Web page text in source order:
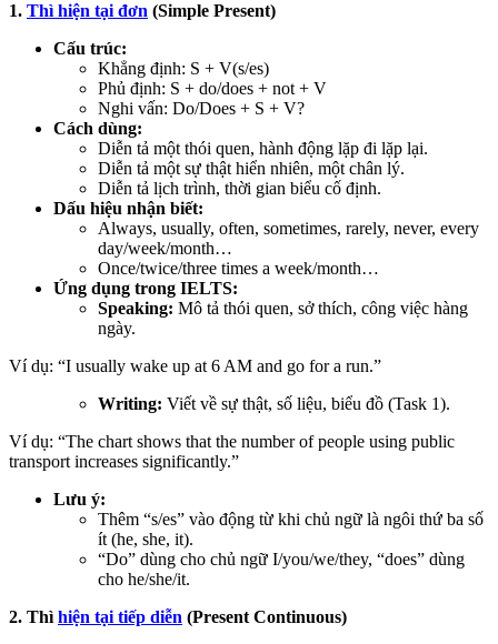
1. Thì hiện tại đơn (Simple Present)
Cấu trúc:
Khẳng định: S + V(s/es)
Phủ định: S + do/does + not + V
Nghi vấn: Do/Does + S + V?
Cách dùng:
Diễn tả một thói quen, hành động lặp đi lặp lại.
Diễn tả một sự thật hiển nhiên, một chân lý.
Diễn tả lịch trình, thời gian biểu cố định.
Dấu hiệu nhận biết:
Always, usually, often, sometimes, rarely, never, every
day/week/month…
Once/twice/three times a week/month…
Ứng dụng trong IELTS:
Speaking: Mô tả thói quen, sở thích, công việc hàng
ngày.
Ví dụ: “I usually wake up at 6 AM and go for a run.”
Writing: Viết về sự thật, số liệu, biểu đồ (Task 1).
Ví dụ: “The chart shows that the number of people using public
transport increases significantly.”
Lưu ý:
Thêm “s/es” vào động từ khi chủ ngữ là ngôi thứ ba số
ít (he, she, it).
“Do” dùng cho chủ ngữ I/you/we/they, “does” dùng
cho he/she/it.
2. Thì hiện tại tiếp diễn (Present Continuous)